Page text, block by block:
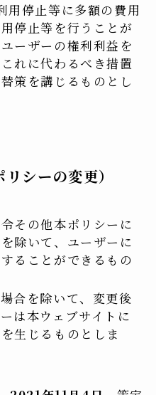
用停止等に多額の費用
停止等を行うことが
ーザーの権利利益を
れに代わるべき措置
策を講じるものとし
シーの変更）
その他本ポリシーに
除いて、ユーザーに
ることができるもの
合を除いて、変更後
は本ウェブサイトに
生じるものとしま